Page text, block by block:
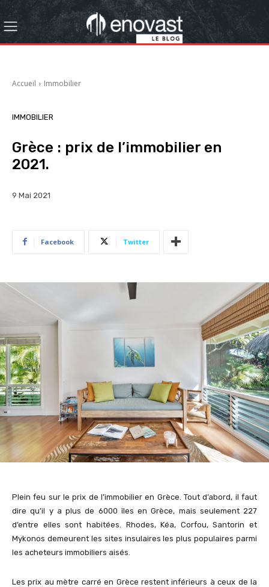
Accueil Immobilier
IMMOBILIER
Grèce : prix de l’immobilier en
2021.
9 Mai 2021
Facebook Twitter
Plein feu sur le prix de l’immobilier en Grèce. Tout d’abord, il faut
dire qu’il y a plus de 6000 îles en Grèce, mais seulement 227
d’entre elles sont habitées. Rhodes, Kéa, Corfou, Santorin et
Mykonos demeurent les sites insulaires les plus populaires parmi
les acheteurs immobiliers aisés.
Les prix au mètre carré en Grèce restent inférieurs à ceux de la